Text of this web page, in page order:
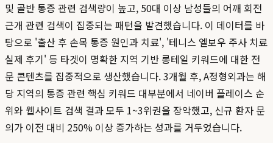
및 골반 통증 관련 검색량이 높고, 50대 이상 남성들의 어깨 회전
근개 관련 검색이 집중되는 패턴을 발견했습니다. 이 데이터를 바
탕으로 '출산 후 손목 통증 원인과 치료', '테니스 엘보우 주사 치료
실제 후기' 등 타겟이 명확한 지역 기반 롱테일 키워드에 대한 전
문 콘텐츠를 집중적으로 생산했습니다. 3개월 후, A정형외과는 해
당 지역의 통증 관련 핵심 키워드 대부분에서 네이버 플레이스 순
위와 웹사이트 검색 결과 모두 1~3위권을 장악했고, 신규 환자 문
의가 이전 대비 250% 이상 증가하는 성과를 거두었습니다.